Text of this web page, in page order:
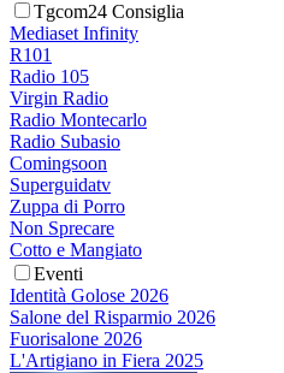
Tgcom24 Consiglia
Mediaset Infinity
R101
Radio 105
Virgin Radio
Radio Montecarlo
Radio Subasio
Comingsoon
Superguidatv
Zuppa di Porro
Non Sprecare
Cotto e Mangiato
Eventi
Identità Golose 2026
Salone del Risparmio 2026
Fuorisalone 2026
L'Artigiano in Fiera 2025